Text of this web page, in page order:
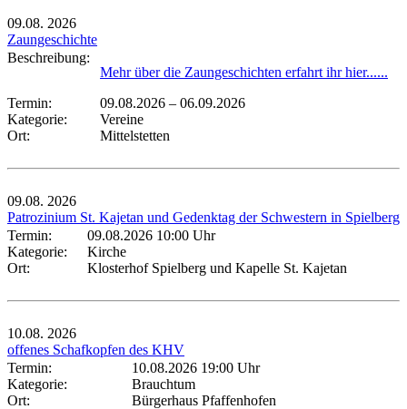
09.08. 2026
Zaungeschichte
Beschreibung:
Mehr über die Zaungeschichten erfahrt ihr hier......
Termin:
09.08.2026 – 06.09.2026
Kategorie:
Vereine
Ort:
Mittelstetten
09.08. 2026
Patrozinium St. Kajetan und Gedenktag der Schwestern in Spielberg
Termin:
09.08.2026 10:00 Uhr
Kategorie:
Kirche
Ort:
Klosterhof Spielberg und Kapelle St. Kajetan
10.08. 2026
offenes Schafkopfen des KHV
Termin:
10.08.2026 19:00 Uhr
Kategorie:
Brauchtum
Ort:
Bürgerhaus Pfaffenhofen